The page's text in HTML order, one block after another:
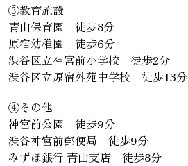
③教育施設
青山保育園 徒歩8分
原宿幼稚園 徒歩6分
渋谷区立神宮前小学校 徒歩2分
渋谷区立原宿外苑中学校 徒歩13分
④その他
神宮前公園 徒歩9分
渋谷神宮前郵便局 徒歩9分
みずほ銀行 青山支店 徒歩8分